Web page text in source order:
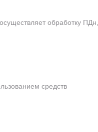
обработку ПДн,
средств